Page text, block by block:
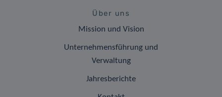
Über uns
Mission und Vision
Unternehmensführung und
Verwaltung
Jahresberichte